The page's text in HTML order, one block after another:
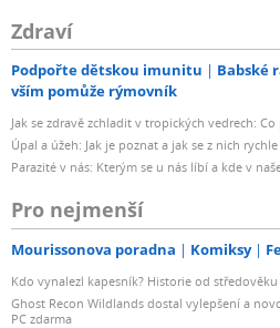
Zdraví
Podpořte dětskou imunitu Babské
vším pomůže rýmovník
Jak se zdravě zchladit v tropických vedrech:
Úpal a úžeh: Jak je poznat a jak se z nich
Parazité v nás: Kterým se u nás líbí a kde v
Pro nejmenší
Mourissonova poradna Komiksy
Kdo vynalezl kapesník? Historie od
Ghost Recon Wildlands dostal vylepšení a
PC zdarma